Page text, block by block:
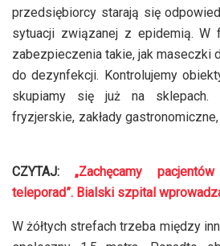
przedsiębiorcy starają się
sytuacji związanej z epidemią. W
zabezpieczenia takie, jak maseczki
do dezynfekcji. Kontrolujemy
skupiamy się już na sklepach.
fryzjerskie, zakłady
CZYTAJ:„Zachęcamy
teleporad”. Bialski szpital
W żółtych strefach trzeba między